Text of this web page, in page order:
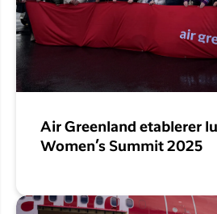
Air Greenland etablerer
Women’s Summit 2025